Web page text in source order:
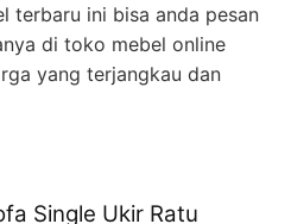
terbaru ini bisa anda pesan
di toko mebel online
yang terjangkau dan
Single Ukir Ratu